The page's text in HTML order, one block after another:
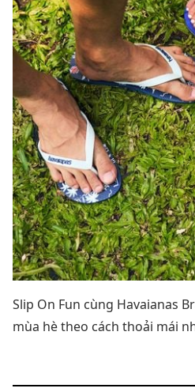
Slip On Fun cùng Havaianas
mùa hè theo cách thoải mái